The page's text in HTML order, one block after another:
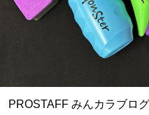
PROSTAFF みんカラブロ